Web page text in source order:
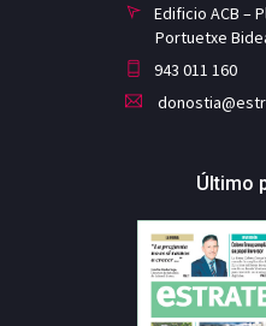
Edificio ACB –
Portuetxe
943 011 160
Último